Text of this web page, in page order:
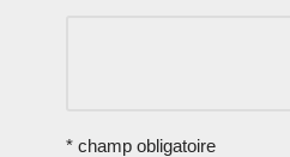
* champ obligatoire